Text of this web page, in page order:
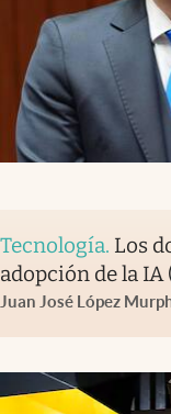
Tecnología. Los
adopción de la
Juan José López